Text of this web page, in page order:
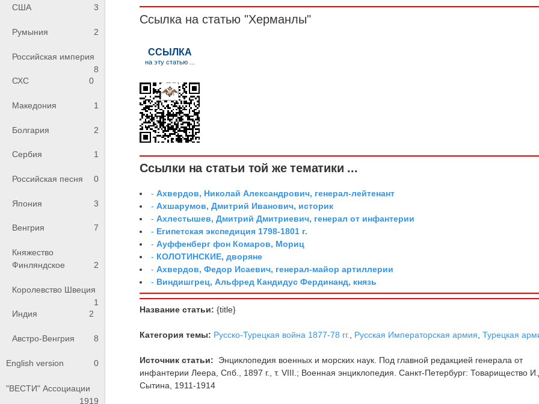
США 3
Румыния 2
Российская империя
8
СХС
0
Македония 1
Болгария 2
Сербия 1
Российская песня 0
Япония 3
Венгрия 7
Княжество
Финляндское
2
Королевство Швеция
1
Индия
2
Австро-Венгрия 8
English version 0
"ВЕСТИ" Ассоциации
1919
Ссылка на статью "Херманлы"
Ссылки на статьи той же тематики ...
-Ахвердов, Николай Александрович, генерал-лейтенант
-Ахшарумов, Дмитрий Иванович, историк
-Ахлестышев, Дмитрий Дмитриевич, генерал от инфантерии
- Египетская экспедиция 1798-1801 г.
-Ауффенберг фон Комаров, Мориц
- КОЛОТИНСКИЕ, дворяне
-Ахвердов, Федор Исаевич, генерал-майор артиллерии
- Виндишгрец, Альфред Кандидус Фердинанд, князь
Название статьи: {title}
Категория темы: Русско-Турецкая война 1877-78 гг. Русская Императорская армия ,Турецкая
Источник статьи:
Энциклопедия военных и морских наук. Под главной редакцией генерала от
инфантерии Леера, Спб., 1897 г., т. VIII.; Военная энциклопедия. Санкт-Петербург: Товарищество
Сытина, 1911-1914